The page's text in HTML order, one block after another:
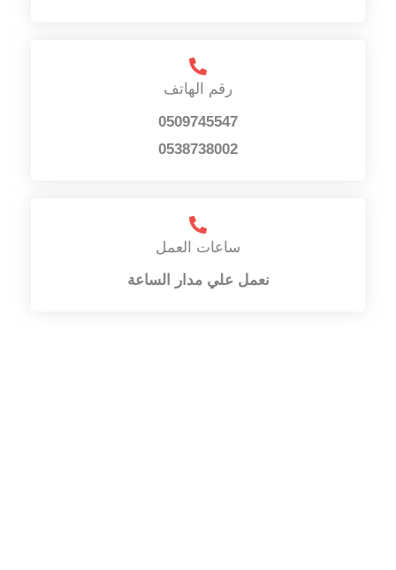
رقم الهاتف
0509745547
0538738002
ساعات العمل
نعمل علي مدار الساعة